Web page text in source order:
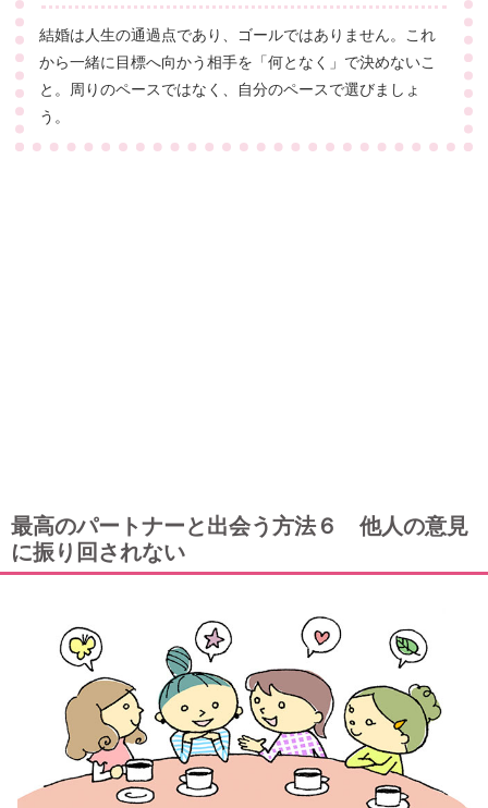
結婚は人生の通過点であり、ゴールではありません。これ
から一緒に目標へ向かう相手を「何となく」で決めないこ
と。周りのペースではなく、自分のペースで選びましょ
う。
最高のパートナーと出会う方法６ 他人の意見
に振り回されない